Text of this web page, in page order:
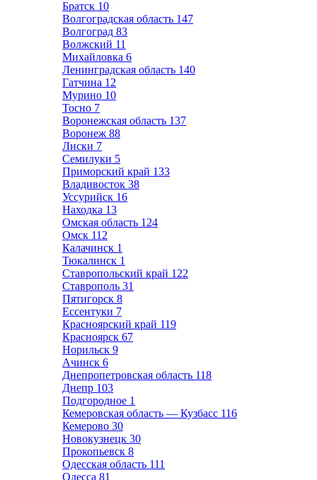
Братск 10
Волгоградская область 147
Волгоград 83
Волжский 11
Михайловка 6
Ленинградская область 140
Гатчина 12
Мурино 10
Тосно 7
Воронежская область 137
Воронеж 88
Лиски 7
Семилуки 5
Приморский край 133
Владивосток 38
Уссурийск 16
Находка 13
Омская область 124
Омск 112
Калачинск 1
Тюкалинск 1
Ставропольский край 122
Ставрополь 31
Пятигорск 8
Ессентуки 7
Красноярский край 119
Красноярск 67
Норильск 9
Ачинск 6
Днепропетровская область 118
Днепр 103
Подгородное 1
Кемеровская область — Кузбасс 116
Кемерово 30
Новокузнецк 30
Прокопьевск 8
Одесская область 111
Одесса 81